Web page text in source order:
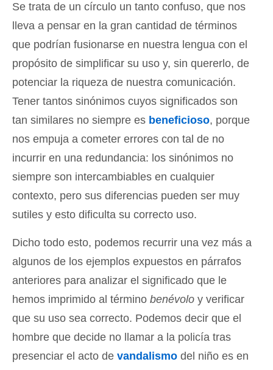
Se trata de un círculo un tanto confuso, que nos
lleva a pensar en la gran cantidad de términos
que podrían fusionarse en nuestra lengua con el
propósito de simplificar su uso y, sin quererlo, de
potenciar la riqueza de nuestra comunicación.
Tener tantos sinónimos cuyos significados son
tan similares no siempre es beneficioso, porque
nos empuja a cometer errores con tal de no
incurrir en una redundancia: los sinónimos no
siempre son intercambiables en cualquier
contexto, pero sus diferencias pueden ser muy
sutiles y esto dificulta su correcto uso.
Dicho todo esto, podemos recurrir una vez más a
algunos de los ejemplos expuestos en párrafos
anteriores para analizar el significado que le
hemos imprimido al término benévolo y verificar
que su uso sea correcto. Podemos decir que el
hombre que decide no llamar a la policía tras
presenciar el acto de vandalismo del niño es en